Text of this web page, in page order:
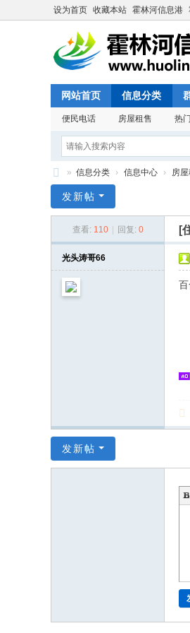
设为首页 收藏本站 霍林河信息港
网站首页 信息分类
便民电话 房屋租售 热
林
» 信息分类 › 信息中心 › 房
发新帖
查看: 110 回复: 0 [
光头涛哥66
发新帖